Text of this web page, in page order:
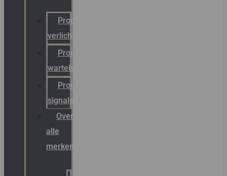
Productcatalogus
verlichting
Productcatalogus
wartels
Productcatalogus
signalering
Overzicht
alle
merken